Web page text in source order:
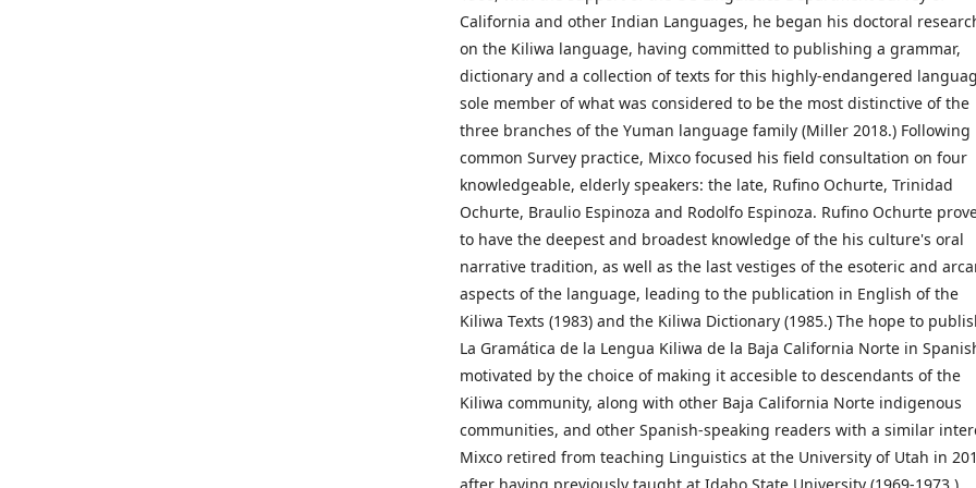
California and other Indian Languages, he began his doctoral
on the Kiliwa language, having committed to publishing a grammar,
dictionary and a collection of texts for this highly-endangered
sole member of what was considered to be the most distinctive of the
three branches of the Yuman language family (Miller 2018.) Following
common Survey practice, Mixco focused his field consultation on four
knowledgeable, elderly speakers: the late, Rufino Ochurte, Trinidad
Ochurte, Braulio Espinoza and Rodolfo Espinoza. Rufino Ochurte
to have the deepest and broadest knowledge of the his culture's oral
narrative tradition, as well as the last vestiges of the esoteric and
aspects of the language, leading to the publication in English of the
Kiliwa Texts (1983) and the Kiliwa Dictionary (1985.) The hope to
La Gramática de la Lengua Kiliwa de la Baja California Norte in
motivated by the choice of making it accesible to descendants of the
Kiliwa community, along with other Baja California Norte indigenous
communities, and other Spanish-speaking readers with a similar
Mixco retired from teaching Linguistics at the University of Utah in